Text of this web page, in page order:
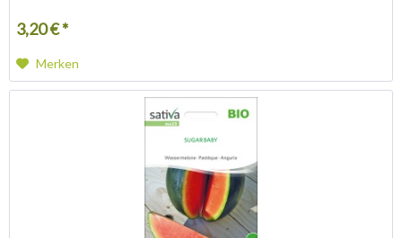
3,20 € *
Merken